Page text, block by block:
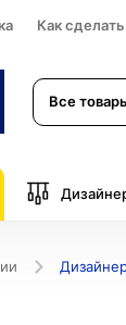
Как сделать
Все